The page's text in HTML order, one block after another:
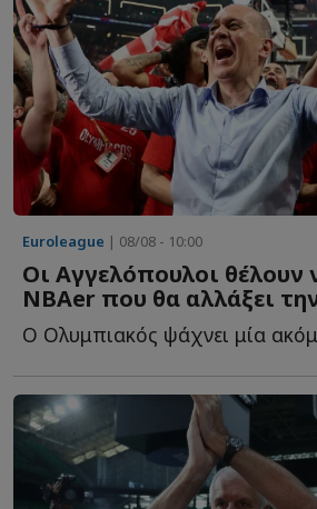
Euroleague | 08/08 - 10:00
Οι Αγγελόπουλοι θέλουν
NBAer που θα αλλάξει